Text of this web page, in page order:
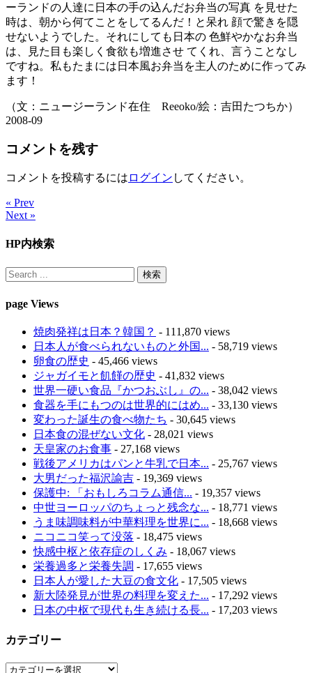
ーランドの人達に日本の手の込んだお弁当の写真 を見せた
時は、朝から何てことをしてるんだ！と呆れ 顔で驚きを隠
せないようでした。それにしても日本の 色鮮やかなお弁当
は、見た目も楽しく食欲も増進させ てくれ、言うことなし
ですね。私もたまには日本風お弁当を主人のために作ってみ
ます！
（文：ニュージーランド在住 Reeoko/絵：吉田たつちか）
2008-09
コメントを残す
コメントを投稿するには ログイン してください。
« Prev
Next »
HP内検索
page Views
焼肉発祥は日本？韓国？ - 111,870 views
日本人が食べられないものと外国... - 58,719 views
卵食の歴史 - 45,466 views
ジャガイモと飢饉の歴史 - 41,832 views
世界一硬い食品『かつおぶし』の... - 38,042 views
食器を手にもつのは世界的にはめ... - 33,130 views
変わった誕生の食べ物たち - 30,645 views
日本食の混ぜない文化 - 28,021 views
天皇家のお食事 - 27,168 views
戦後アメリカはパンと牛乳で日本... - 25,767 views
大男だった福沢諭吉 - 19,369 views
保護中: 「おもしろコラム通信... - 19,357 views
中世ヨーロッパのちょっと残念な... - 18,771 views
うま味調味料が中華料理を世界に... - 18,668 views
ニコニコ笑って没落 - 18,475 views
快感中枢と依存症のしくみ - 18,067 views
栄養過多と栄養失調 - 17,655 views
日本人が愛した大豆の食文化 - 17,505 views
新大陸発見が世界の料理を変えた... - 17,292 views
日本の中枢で現代も生き続ける長... - 17,203 views
カテゴリー
カ